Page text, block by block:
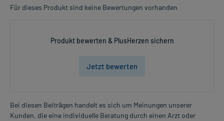
Für dieses Produkt sind keine Bewertungen vorhanden
Produkt bewerten & PlusHerzen sichern
Jetzt bewerten
Bei diesen Beiträgen handelt es sich um Meinungen unserer
Kunden, die eine individuelle Beratung durch einen Arzt oder